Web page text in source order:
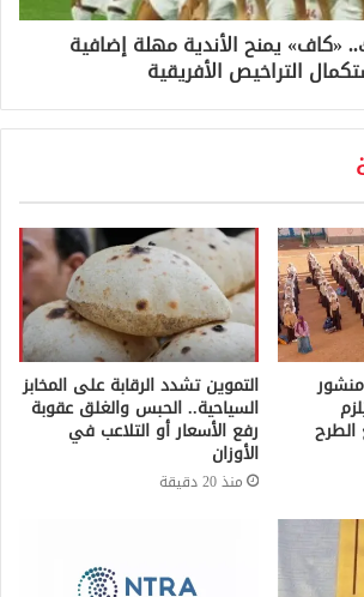
«كاف» يمنح الأندية مهلة إضافية
التراخيص الأفريقية
الطرح
التموين تشدد الرقابة على المخابز
السياحية.. الحبس والغلق عقوبة
رفع الأسعار أو التلاعب في
الأوزان
منذ 20 دقيقة